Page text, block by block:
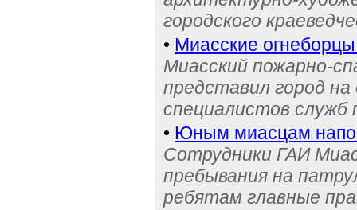
городского
• Миасские
Миасский пожарно-
представил город
специалистов
• Юным миасцам
Сотрудники ГАИ
пребывания на
ребятам главные